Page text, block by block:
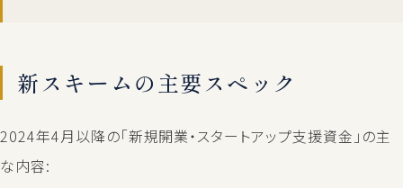
新スキームの主要スペック
2024年4月以降の「新規開業・スタートアップ支援資金」の主
な内容: